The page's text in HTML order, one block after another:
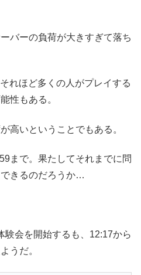
バーの負荷が大きすぎて落ち
れほど多くの人がプレイする
性もある。
高いということでもある。
まで。果たしてそれまでに問
きるのだろうか…
験会を開始するも、12:17から
うだ。